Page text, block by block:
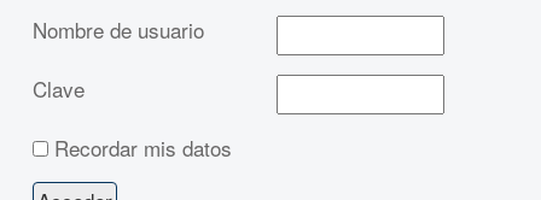
Nombre de usuario
Clave
Recordar mis datos